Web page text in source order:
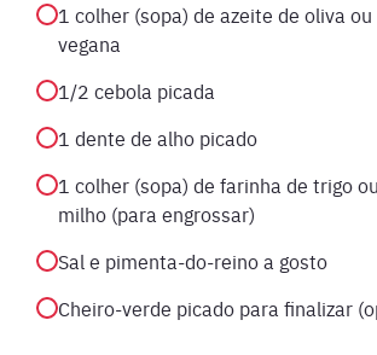
1 colher (sopa) de azeite de oliva
vegana
1/2 cebola picada
1 dente de alho picado
1 colher (sopa) de farinha de trigo
milho (para engrossar)
Sal e pimenta-do-reino a gosto
Cheiro-verde picado para finalizar